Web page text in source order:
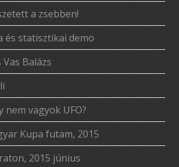
a zsebben!
és statisztikai demo
Balázs
nem vagyok UFO?
Kupa futam, 2015
2015 június